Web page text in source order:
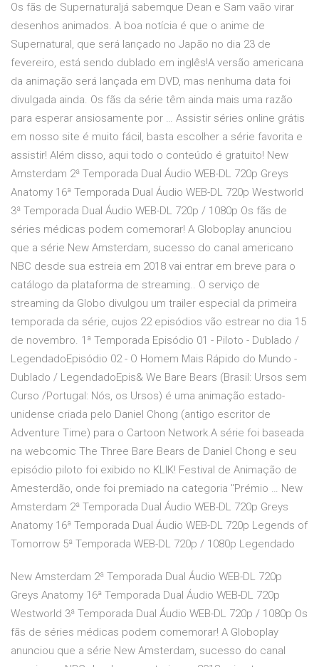
Os fãs de Supernaturaljá sabemque Dean e Sam vaão virar
desenhos animados. A boa notícia é que o anime de
Supernatural, que será lançado no Japão no dia 23 de
fevereiro, está sendo dublado em inglês!A versão americana
da animação será lançada em DVD, mas nenhuma data foi
divulgada ainda. Os fãs da série têm ainda mais uma razão
para esperar ansiosamente por … Assistir séries online grátis
em nosso site é muito fácil, basta escolher a série favorita e
assistir! Além disso, aqui todo o conteúdo é gratuito! New
Amsterdam 2ª Temporada Dual Áudio WEB-DL 720p Greys
Anatomy 16ª Temporada Dual Áudio WEB-DL 720p Westworld
3ª Temporada Dual Áudio WEB-DL 720p / 1080p Os fãs de
séries médicas podem comemorar! A Globoplay anunciou
que a série New Amsterdam, sucesso do canal americano
NBC desde sua estreia em 2018 vai entrar em breve para o
catálogo da plataforma de streaming.. O serviço de
streaming da Globo divulgou um trailer especial da primeira
temporada da série, cujos 22 episódios vão estrear no dia 15
de novembro. 1ª Temporada Episódio 01 - Piloto - Dublado /
LegendadoEpisódio 02 - O Homem Mais Rápido do Mundo -
Dublado / LegendadoEpis& We Bare Bears (Brasil: Ursos sem
Curso /Portugal: Nós, os Ursos) é uma animação estado-
unidense criada pelo Daniel Chong (antigo escritor de
Adventure Time) para o Cartoon Network.A série foi baseada
na webcomic The Three Bare Bears de Daniel Chong e seu
episódio piloto foi exibido no KLIK! Festival de Animação de
Amesterdão, onde foi premiado na categoria "Prémio … New
Amsterdam 2ª Temporada Dual Áudio WEB-DL 720p Greys
Anatomy 16ª Temporada Dual Áudio WEB-DL 720p Legends of
Tomorrow 5ª Temporada WEB-DL 720p / 1080p Legendado
New Amsterdam 2ª Temporada Dual Áudio WEB-DL 720p
Greys Anatomy 16ª Temporada Dual Áudio WEB-DL 720p
Westworld 3ª Temporada Dual Áudio WEB-DL 720p / 1080p Os
fãs de séries médicas podem comemorar! A Globoplay
anunciou que a série New Amsterdam, sucesso do canal